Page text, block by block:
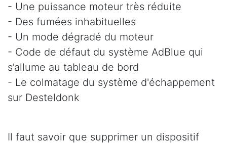
- Une puissance moteur très réduite
- Des fumées inhabituelles
- Un mode dégradé du moteur
- Code de défaut du système AdBlue qui
s’allume au tableau de bord
- Le colmatage du système d'échappement
sur Desteldonk
Il faut savoir que supprimer un dispositif